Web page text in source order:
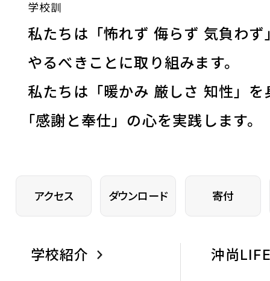
学校訓
私たちは「怖れず 侮らず 気負わず
やるべきことに取り組みます。
私たちは「暖かみ 厳しさ 知性」を
「感謝と奉仕」の心を実践します。
アクセス ダウンロード 寄付
学校紹介 沖尚